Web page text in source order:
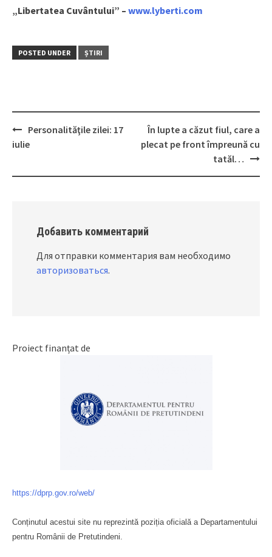
„Libertatea Cuvântului” – www.lyberti.com
POSTED UNDER ȘTIRI
Post
Personalităţile zilei: 17
iulie
În lupte a căzut fiul, care a
plecat pe front împreună cu
tatăl…
Добавить комментарий
Для отправки комментария вам необходимо
авторизоваться.
Proiect finanțat de
https://dprp.gov.ro/web/
Conținutul acestui site nu reprezintă poziția oficială a Departamentului
pentru Românii de Pretutindeni.